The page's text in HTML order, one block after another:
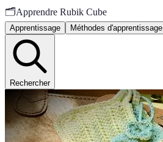
🗂️Apprendre Rubik Cube
Apprentissage Méthodes d'apprentissage
Rechercher